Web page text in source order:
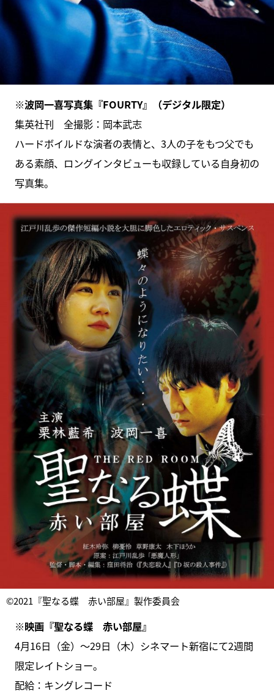
※波岡一喜写真集『FOURTY』（デジタル限定）
集英社刊 全撮影：岡本武志
ハードボイルドな演者の表情と、3人の子をもつ父でも
ある素顔、ロングインタビューも収録している自身初の
写真集。
©️2021『聖なる蝶 赤い部屋』製作委員会
※映画『聖なる蝶 赤い部屋』
4月16日（金）～29日（木）シネマート新宿にて2週間
限定レイトショー。
配給：キングレコード